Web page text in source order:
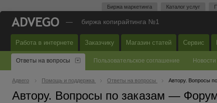
Биржа маркетинга Каталог услуг
— биржа копирайтинга №1
Работа в интернете Заказчику Магазин статей Сервис
Ответы на вопросы Пользовательское соглашение Новости
Адвего Помощь и поддержка Ответы на вопросы Автору. Вопросы
Автору. Вопросы по заказам —